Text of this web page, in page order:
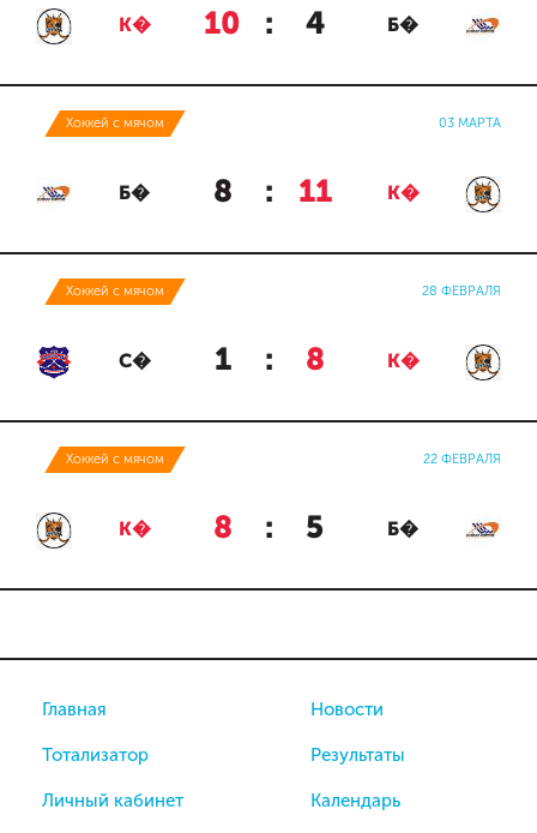
К� 10 : 4 Б�
Хоккей с мячом 03 МАРТА
Б� 8 : 11 К�
Хоккей с мячом 28 ФЕВРАЛЯ
С� 1 : 8 К�
Хоккей с мячом 22 ФЕВРАЛЯ
К� 8 : 5 Б�
Главная
Тотализатор
Личный кабинет
Новости
Результаты
Календарь